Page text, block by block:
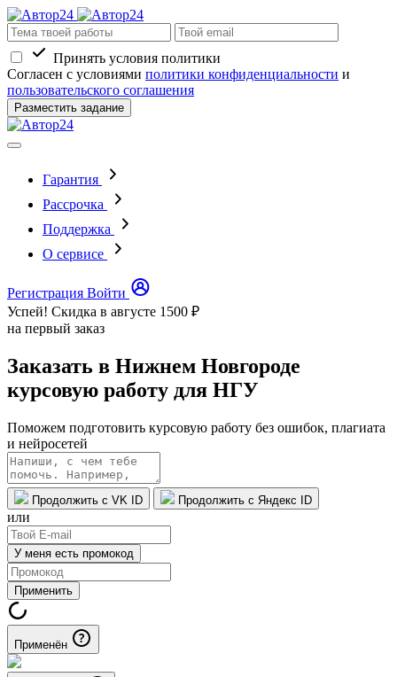
Принять условия политики
Согласен с условиями политики конфиденциальности и
пользовательского соглашения
Разместить задание
Гарантия
Рассрочка
Поддержка
О сервисе
Регистрация Войти
Успей! Скидка в августе 1500 ₽
на первый заказ
Заказать в Нижнем Новгороде
курсовую работу для НГУ
Поможем подготовить курсовую работу без ошибок, плагиата
и нейросетей
Продолжить с VK ID Продолжить с Яндекс ID
или
У меня есть промокод
Применить
Применён